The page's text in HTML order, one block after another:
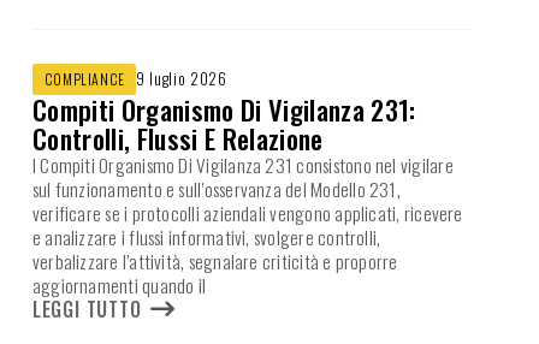
COMPLIANCE 9 luglio 2026
Compiti Organismo Di Vigilanza 231:
Controlli, Flussi E Relazione
I Compiti Organismo Di Vigilanza 231 consistono nel vigilare
sul funzionamento e sull’osservanza del Modello 231,
verificare se i protocolli aziendali vengono applicati, ricevere
e analizzare i flussi informativi, svolgere controlli,
verbalizzare l’attività, segnalare criticità e proporre
aggiornamenti quando il
LEGGI TUTTO